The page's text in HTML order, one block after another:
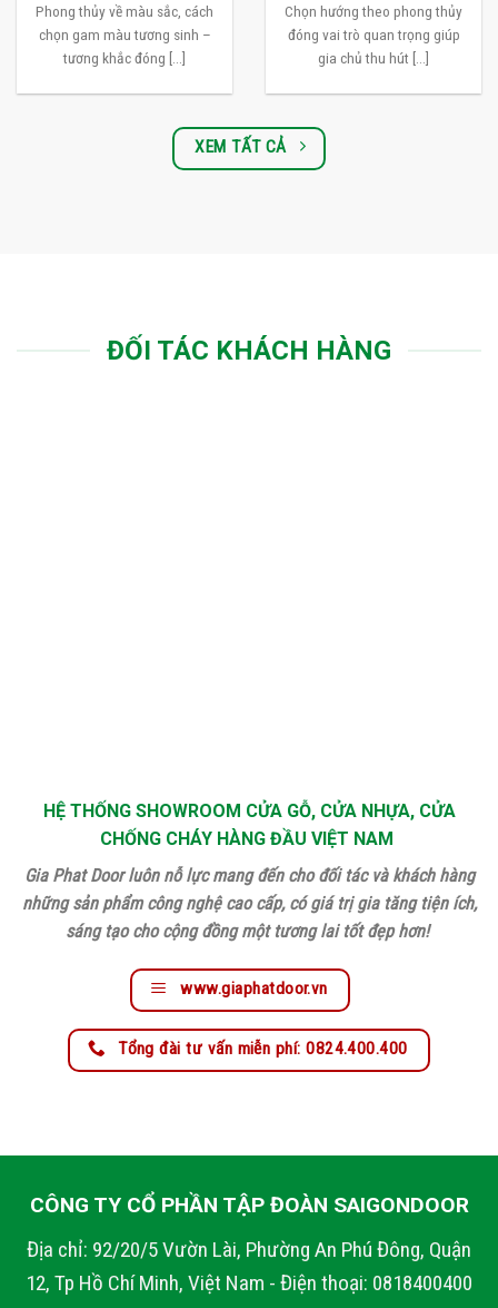
Phong thủy về màu sắc, cách
chọn gam màu tương sinh –
tương khắc đóng [...]
Chọn hướng theo phong thủy
đóng vai trò quan trọng giúp
gia chủ thu hút [...]
XEM TẤT CẢ
ĐỐI TÁC KHÁCH HÀNG
HỆ THỐNG SHOWROOM CỬA GỖ, CỬA NHỰA, CỬA
CHỐNG CHÁY HÀNG ĐẦU VIỆT NAM
Gia Phat Door luôn nỗ lực mang đến cho đối tác và khách hàng
những sản phẩm công nghệ cao cấp, có giá trị gia tăng tiện ích,
sáng tạo cho cộng đồng một tương lai tốt đẹp hơn!
www.giaphatdoor.vn
Tổng đài tư vấn miễn phí: 0824.400.400
CÔNG TY CỔ PHẦN TẬP ĐOÀN SAIGONDOOR
Địa chỉ: 92/20/5 Vườn Lài, Phường An Phú Đông, Quận
12, Tp Hồ Chí Minh, Việt Nam - Điện thoại: 0818400400